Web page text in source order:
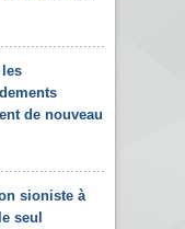
les
de nouveau
sioniste à
seul